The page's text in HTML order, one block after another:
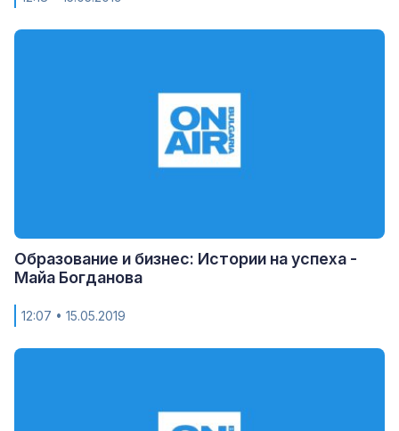
Образование и бизнес: Истории на успеха -
Майа Богданова
12:07 • 15.05.2019